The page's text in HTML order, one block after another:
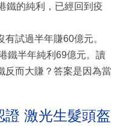
鐵的純利，已經回到疫
有試過半年賺60億元。
鐵半年純利69億元。讀
反而大賺？答案是因為當
證 激光生髮頭盔